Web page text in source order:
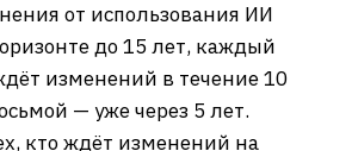
от использования ИИ
до 15 лет, каждый
изменений в течение 10
— уже через 5 лет.
кто ждёт изменений на